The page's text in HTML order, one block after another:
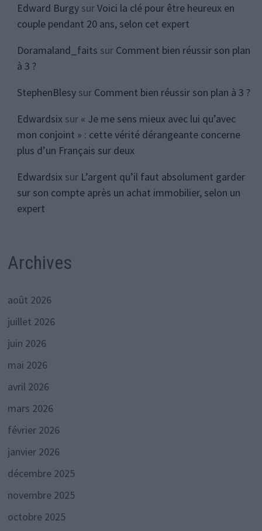
Edward BurgysurVoici la clé pour être heureux en
couple pendant 20 ans, selon cet expert
Doramaland_faits sur Comment bien réussir son plan
à 3 ?
StephenBlesysur Comment bien réussir son plan à 3 ?
Edwardsix sur « Je me sens mieux avec lui qu’avec
mon conjoint » : cette vérité dérangeante concerne
plus d’un Français sur deux
Edwardsix sur L’argent qu’il faut absolument garder
sur son compte après un achat immobilier, selon un
expert
Archives
août 2026
juillet 2026
juin 2026
mai 2026
avril 2026
mars 2026
février 2026
janvier 2026
décembre 2025
novembre 2025
octobre 2025